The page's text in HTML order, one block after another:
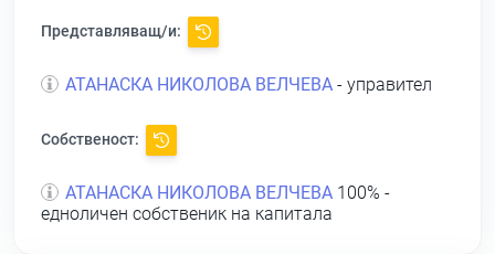
Представляващ/и:
АТАНАСКА НИКОЛОВА ВЕЛЧЕВА - управител
Собственост:
АТАНАСКА НИКОЛОВА ВЕЛЧЕВА 100% -
едноличен собственик на капитала